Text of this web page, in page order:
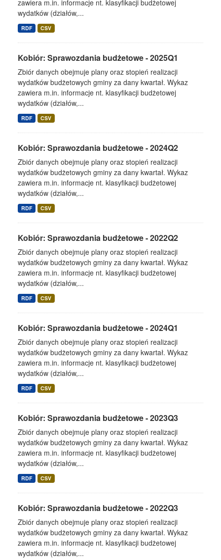
zawiera m.in. informacje nt. klasyfikacji budżetowej
wydatków (działów,...
RDF CSV
Kobiór: Sprawozdania budżetowe - 2025Q1
Zbiór danych obejmuje plany oraz stopień realizacji
wydatków budżetowych gminy za dany kwartał. Wykaz
zawiera m.in. informacje nt. klasyfikacji budżetowej
wydatków (działów,...
RDF CSV
Kobiór: Sprawozdania budżetowe - 2024Q2
Zbiór danych obejmuje plany oraz stopień realizacji
wydatków budżetowych gminy za dany kwartał. Wykaz
zawiera m.in. informacje nt. klasyfikacji budżetowej
wydatków (działów,...
RDF CSV
Kobiór: Sprawozdania budżetowe - 2022Q2
Zbiór danych obejmuje plany oraz stopień realizacji
wydatków budżetowych gminy za dany kwartał. Wykaz
zawiera m.in. informacje nt. klasyfikacji budżetowej
wydatków (działów,...
RDF CSV
Kobiór: Sprawozdania budżetowe - 2024Q1
Zbiór danych obejmuje plany oraz stopień realizacji
wydatków budżetowych gminy za dany kwartał. Wykaz
zawiera m.in. informacje nt. klasyfikacji budżetowej
wydatków (działów,...
RDF CSV
Kobiór: Sprawozdania budżetowe - 2023Q3
Zbiór danych obejmuje plany oraz stopień realizacji
wydatków budżetowych gminy za dany kwartał. Wykaz
zawiera m.in. informacje nt. klasyfikacji budżetowej
wydatków (działów,...
RDF CSV
Kobiór: Sprawozdania budżetowe - 2022Q3
Zbiór danych obejmuje plany oraz stopień realizacji
wydatków budżetowych gminy za dany kwartał. Wykaz
zawiera m.in. informacje nt. klasyfikacji budżetowej
wydatków (działów,...